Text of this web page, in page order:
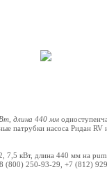
длина 440 мм
патрубки насоса Ридан RV
7,5 кВт, длина 440 мм на
(800) 250-93-29, +7 (812)